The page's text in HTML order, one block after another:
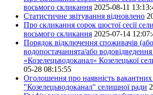
восьмого скликання 2025-08-11
Статистичне звітування відновлено
Про скликання сорок шостої сесії
восьмого скликання 2025-07-14
Порядок відключення споживачів
водопостачаннята/або
«Козелецьводоканал» Козелецької
05-28 08:15:55
Оголошення про наявність
"Козелецьводоканал" селищної ради